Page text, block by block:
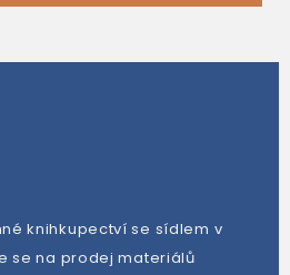
knihkupectví se sídlem v
se na prodej materiálů